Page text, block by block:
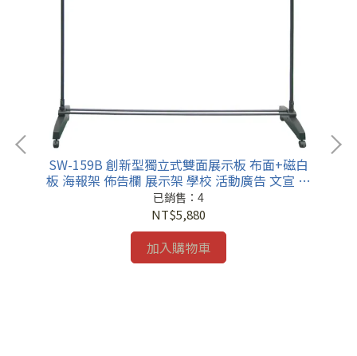
SW-159B 創新型獨立式雙面展示板 布面+磁白
板 海報架 佈告欄 展示架 學校 活動廣告 文宣 招
生
已銷售：4
NT$5,880
加入購物車